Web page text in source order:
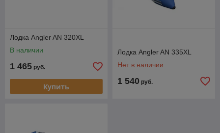
Лодка Angler AN 320XL
В наличии
1 465 руб.
Купить
Лодка Angler AN 335XL
Нет в наличии
1 540 руб.